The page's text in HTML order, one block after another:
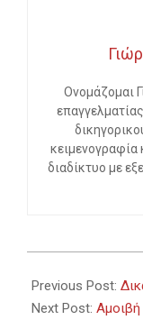
Ονομάζομαι
κειμενογραφία
διαδίκτυο με
11-
20
Previous Post:
Next Post: Αμοιβή